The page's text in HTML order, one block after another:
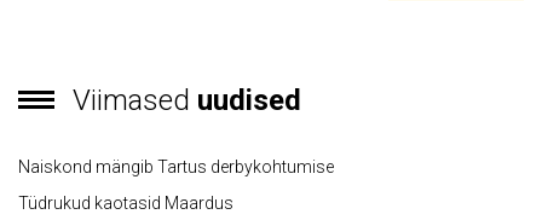
Viimased uudised
Naiskond mängib Tartus derbykohtumise
Tüdrukud kaotasid Maardus